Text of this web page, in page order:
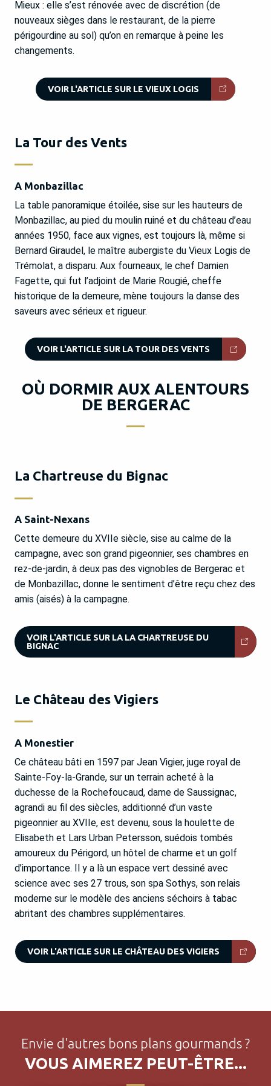
Mieux : elle s’est rénovée avec de discrétion (de
nouveaux sièges dans le restaurant, de la pierre
périgourdine au sol) qu’on en remarque à peine les
changements.
VOIR L'ARTICLE SUR LE VIEUX LOGIS
La Tour des Vents
A Monbazillac
La table panoramique étoilée, sise sur les hauteurs de
Monbazillac, au pied du moulin ruiné et du château d’eau
années 1950, face aux vignes, est toujours là, même si
Bernard Giraudel, le maître aubergiste du Vieux Logis de
Trémolat, a disparu. Aux fourneaux, le chef Damien
Fagette, qui fut l’adjoint de Marie Rougié, cheffe
historique de la demeure, mène toujours la danse des
saveurs avec sérieux et rigueur.
VOIR L'ARTICLE SUR LA TOUR DES VENTS
OÙ DORMIR AUX ALENTOURS
DE BERGERAC
La Chartreuse du Bignac
A Saint-Nexans
Cette demeure du XVIIe siècle, sise au calme de la
campagne, avec son grand pigeonnier, ses chambres en
rez-de-jardin, à deux pas des vignobles de Bergerac et
de Monbazillac, donne le sentiment d’être reçu chez des
amis (aisés) à la campagne.
VOIR L'ARTICLE SUR LA LA CHARTREUSE DU
BIGNAC
Le Château des Vigiers
A Monestier
Ce château bâti en 1597 par Jean Vigier, juge royal de
Sainte-Foy-la-Grande, sur un terrain acheté à la
duchesse de la Rochefoucaud, dame de Saussignac,
agrandi au fil des siècles, additionné d’un vaste
pigeonnier au XVIIe, est devenu, sous la houlette de
Elisabeth et Lars Urban Petersson, suédois tombés
amoureux du Périgord, un hôtel de charme et un golf
d’importance. Il y a là un espace vert dessiné avec
science avec ses 27 trous, son spa Sothys, son relais
moderne sur le modèle des anciens séchoirs à tabac
abritant des chambres supplémentaires.
VOIR L'ARTICLE SUR LE CHÂTEAU DES VIGIERS
Envie d'autres bons plans gourmands ?
VOUS AIMEREZ PEUT-ÊTRE...